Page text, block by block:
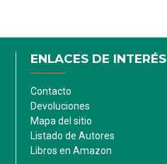
ENLACES DE INTERÉS
Contacto
Devoluciones
Mapa del sitio
Listado de Autores
Libros en Amazon